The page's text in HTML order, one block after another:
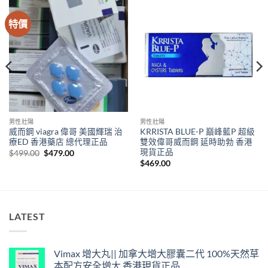
特價
男性壯陽
威而鋼 viagra 偉哥 美國輝瑞 治
療ED 香港藥店 總代理正品
$499.00 Original
price
$479.00Current
男性壯陽
KRRISTA BLUE-P 巔峰藍P 超級
雙效偉哥威而鋼 延時助勃 香港
現貨正品
$469.00
LATEST
Vimax 增大丸|| 加拿大增大膠囊二代 100%天然草
本配方安全增大 香港現貨正品